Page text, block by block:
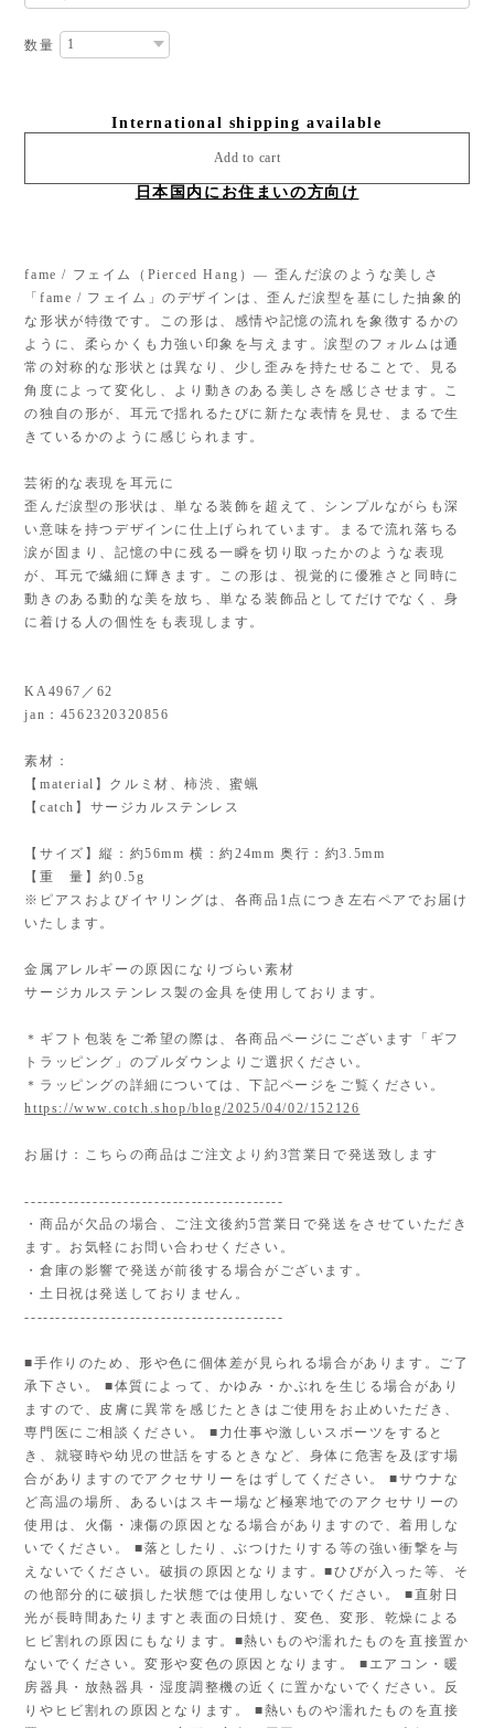
数量
International shipping available
Add to cart
日本国内にお住まいの方向け
fame / フェイム（Pierced Hang）— 歪んだ涙のような美しさ
「fame / フェイム」のデザインは、歪んだ涙型を基にした抽象的
な形状が特徴です。この形は、感情や記憶の流れを象徴するかの
ように、柔らかくも力強い印象を与えます。涙型のフォルムは通
常の対称的な形状とは異なり、少し歪みを持たせることで、見る
角度によって変化し、より動きのある美しさを感じさせます。こ
の独自の形が、耳元で揺れるたびに新たな表情を見せ、まるで生
きているかのように感じられます。
芸術的な表現を耳元に
歪んだ涙型の形状は、単なる装飾を超えて、シンプルながらも深
い意味を持つデザインに仕上げられています。まるで流れ落ちる
涙が固まり、記憶の中に残る一瞬を切り取ったかのような表現
が、耳元で繊細に輝きます。この形は、視覚的に優雅さと同時に
動きのある動的な美を放ち、単なる装飾品としてだけでなく、身
に着ける人の個性をも表現します。
KA4967／62
jan：4562320320856
素材：
【material】クルミ材、柿渋、蜜蝋
【catch】サージカルステンレス
【サイズ】縦：約56mm 横：約24mm 奥行：約3.5mm
【重 量】約0.5g
※ピアスおよびイヤリングは、各商品1点につき左右ペアでお届け
いたします。
金属アレルギーの原因になりづらい素材
サージカルステンレス製の金具を使用しております。
＊ギフト包装をご希望の際は、各商品ページにございます「ギフ
トラッピング」のプルダウンよりご選択ください。
＊ラッピングの詳細については、下記ページをご覧ください。
https://www.cotch.shop/blog/2025/04/02/152126
お届け：こちらの商品はご注文より約3営業日で発送致します
------------------------------------------
・商品が欠品の場合、ご注文後約5営業日で発送をさせていただき
ます。お気軽にお問い合わせください。
・倉庫の影響で発送が前後する場合がございます。
・土日祝は発送しておりません。
------------------------------------------
■手作りのため、形や色に個体差が見られる場合があります。ご了
承下さい。 ■体質によって、かゆみ・かぶれを生じる場合があり
ますので、皮膚に異常を感じたときはご使用をお止めいただき、
専門医にご相談ください。 ■力仕事や激しいスポーツをすると
き、就寝時や幼児の世話をするときなど、身体に危害を及ぼす場
合がありますのでアクセサリーをはずしてください。 ■サウナな
ど高温の場所、あるいはスキー場など極寒地でのアクセサリーの
使用は、火傷・凍傷の原因となる場合がありますので、着用しな
いでください。 ■落としたり、ぶつけたりする等の強い衝撃を与
えないでください。破損の原因となります。■ひびが入った等、そ
の他部分的に破損した状態では使用しないでください。 ■直射日
光が長時間あたりますと表面の日焼け、変色、変形、乾燥による
ヒビ割れの原因にもなります。■熱いものや濡れたものを直接置か
ないでください。変形や変色の原因となります。 ■エアコン・暖
房器具・放熱器具・湿度調整機の近くに置かないでください。反
りやヒビ割れの原因となります。 ■熱いものや濡れたものを直接